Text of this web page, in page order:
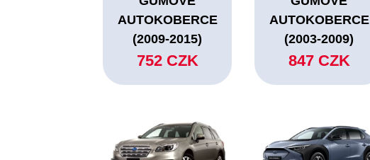
AUTOKOBERCE
(2009-2015)
752 CZK
AUTOKOBERCE
(2003-2009)
847 CZK